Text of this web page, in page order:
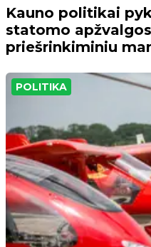
Kauno politikai
statomo
priešrinkiminiu
POLITIKA